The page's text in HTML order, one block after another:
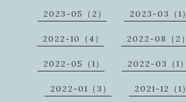
2023-05（2） 2023-03（1）
2022-10（4） 2022-08（2）
2022-05（1） 2022-03（1）
2022-01（3） 2021-12（1）